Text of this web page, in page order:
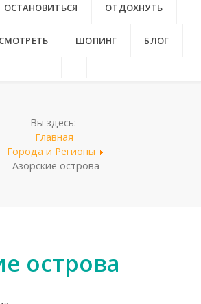
ОСТАНОВИТЬСЯ ОТДОХНУТЬ
ШОПИНГ БЛОГ
Вы здесь:
Главная
Города и Регионы
Азорские острова
острова